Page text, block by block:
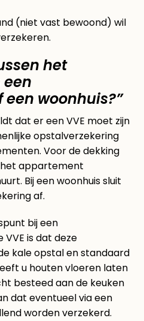
(niet vast bewoond) wil
het
een
woonhuis?”
dat er een VVE moet zijn
opstalverzekering
Voor de dekking
appartement
Bij een woonhuis sluit
af.
bij een
is dat deze
kale opstal en standaard
u houten vloeren laten
besteed aan de keuken
dat eventueel via een
worden verzekerd.